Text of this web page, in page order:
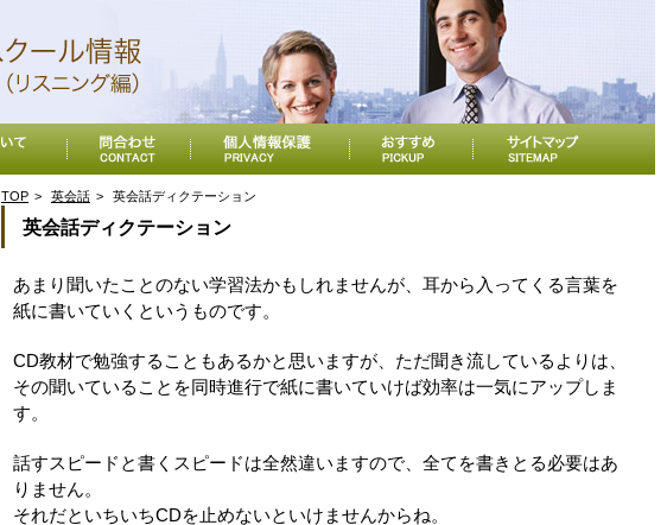
TOP 英会話 英会話ディクテーション
英会話ディクテーション
あまり聞いたことのない学習法かもしれませんが、耳から入ってくる言葉を
紙に書いていくというものです。
CD教材で勉強することもあるかと思いますが、ただ聞き流しているよりは、
その聞いていることを同時進行で紙に書いていけば効率は一気にアップしま
す。
話すスピードと書くスピードは全然違いますので、全てを書きとる必要はあ
りません。
それだといちいちCDを止めないといけませんからね。